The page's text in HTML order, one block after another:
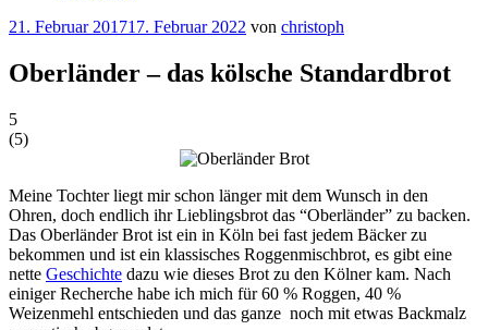
Veröffentlicht
21. Februar 201717. Februar 2022 von christoph
Oberländer – das kölsche Standardbrot
5
(5)
Meine Tochter liegt mir schon länger mit dem Wunsch in den
Ohren, doch endlich ihr Lieblingsbrot das “Oberländer” zu backen.
Das Oberländer Brot ist ein in Köln bei fast jedem Bäcker zu
bekommen und ist ein klassisches Roggenmischbrot, es gibt eine
nette Geschichte dazu wie dieses Brot zu den Kölner kam. Nach
einiger Recherche habe ich mich für 60 % Roggen, 40 %
Weizenmehl entschieden und das ganze noch mit etwas Backmalz